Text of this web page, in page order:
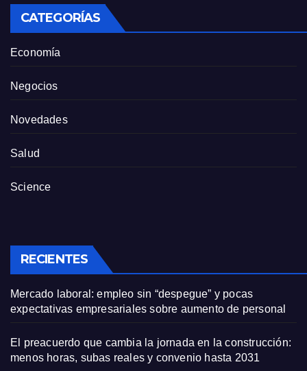
CATEGORÍAS
Economía
Negocios
Novedades
Salud
Science
RECIENTES
Mercado laboral: empleo sin “despegue” y pocas
expectativas empresariales sobre aumento de personal
El preacuerdo que cambia la jornada en la construcción:
menos horas, subas reales y convenio hasta 2031